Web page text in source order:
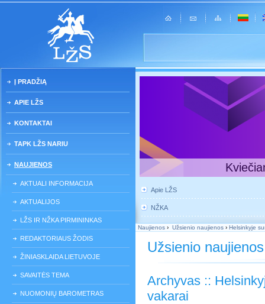
Į PRADŽIĄ
APIE LŽS
KONTAKTAI
TAPK LŽS NARIU
NAUJIENOS
AKTUALI INFORMACIJA
AKTUALIJOS
LŽS IR NŽKA PIRMININKAS
REDAKTORIAUS ŽODIS
ŽINIASKLAIDA LIETUVOJE
SAVAITĖS TEMA
NUOMONIŲ BAROMETRAS
Apie LŽS
NŽKA
Naujienos › Užsienio naujienos › Helsinkyje
Užsienio naujienos
Archyvas ::
vakarai